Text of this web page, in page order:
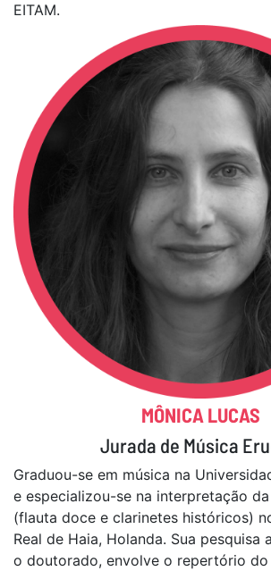
EITAM.
MÔNICA LUCAS
Jurada de Música
Graduou-se em música na
e especializou-se na interpretação
(flauta doce e clarinetes históricos)
Real de Haia, Holanda. Sua pesquisa
o doutorado, envolve o repertório do